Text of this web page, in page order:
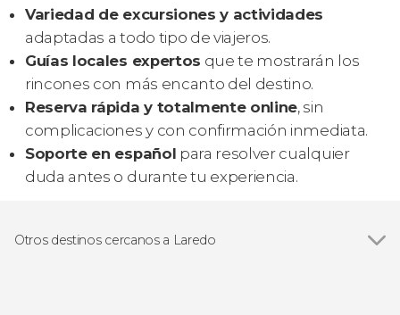
Variedad de excursiones y actividades
adaptadas a todo tipo de viajeros.
Guías locales expertos que te mostrarán los
rincones con más encanto del destino.
Reserva rápida y totalmente online, sin
complicaciones y con confirmación inmediata.
Soporte en español para resolver cualquier
duda antes o durante tu experiencia.
Otros destinos cercanos a Laredo